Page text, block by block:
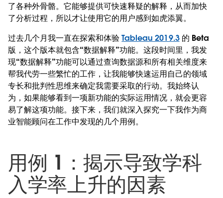
了各种外骨骼。它能够提供可快速释疑的解释，从而加快
了分析过程，所以才让使用它的用户感到如虎添翼。
过去几个月我一直在探索和体验Tableau 2019.3的 Beta
版，这个版本就包含“数据解释”功能。这段时间里，我发
现“数据解释”功能可以通过查询数据源和所有相关维度来
帮我代劳一些繁忙的工作，让我能够快速运用自己的领域
专长和批判性思维来确定我需要采取的行动。我始终认
为，如果能够看到一项新功能的实际运用情况，就会更容
易了解这项功能。接下来，我们就深入探究一下我作为商
业智能顾问在工作中发现的几个用例。
用例 1：揭示导致学科
入学率上升的因素